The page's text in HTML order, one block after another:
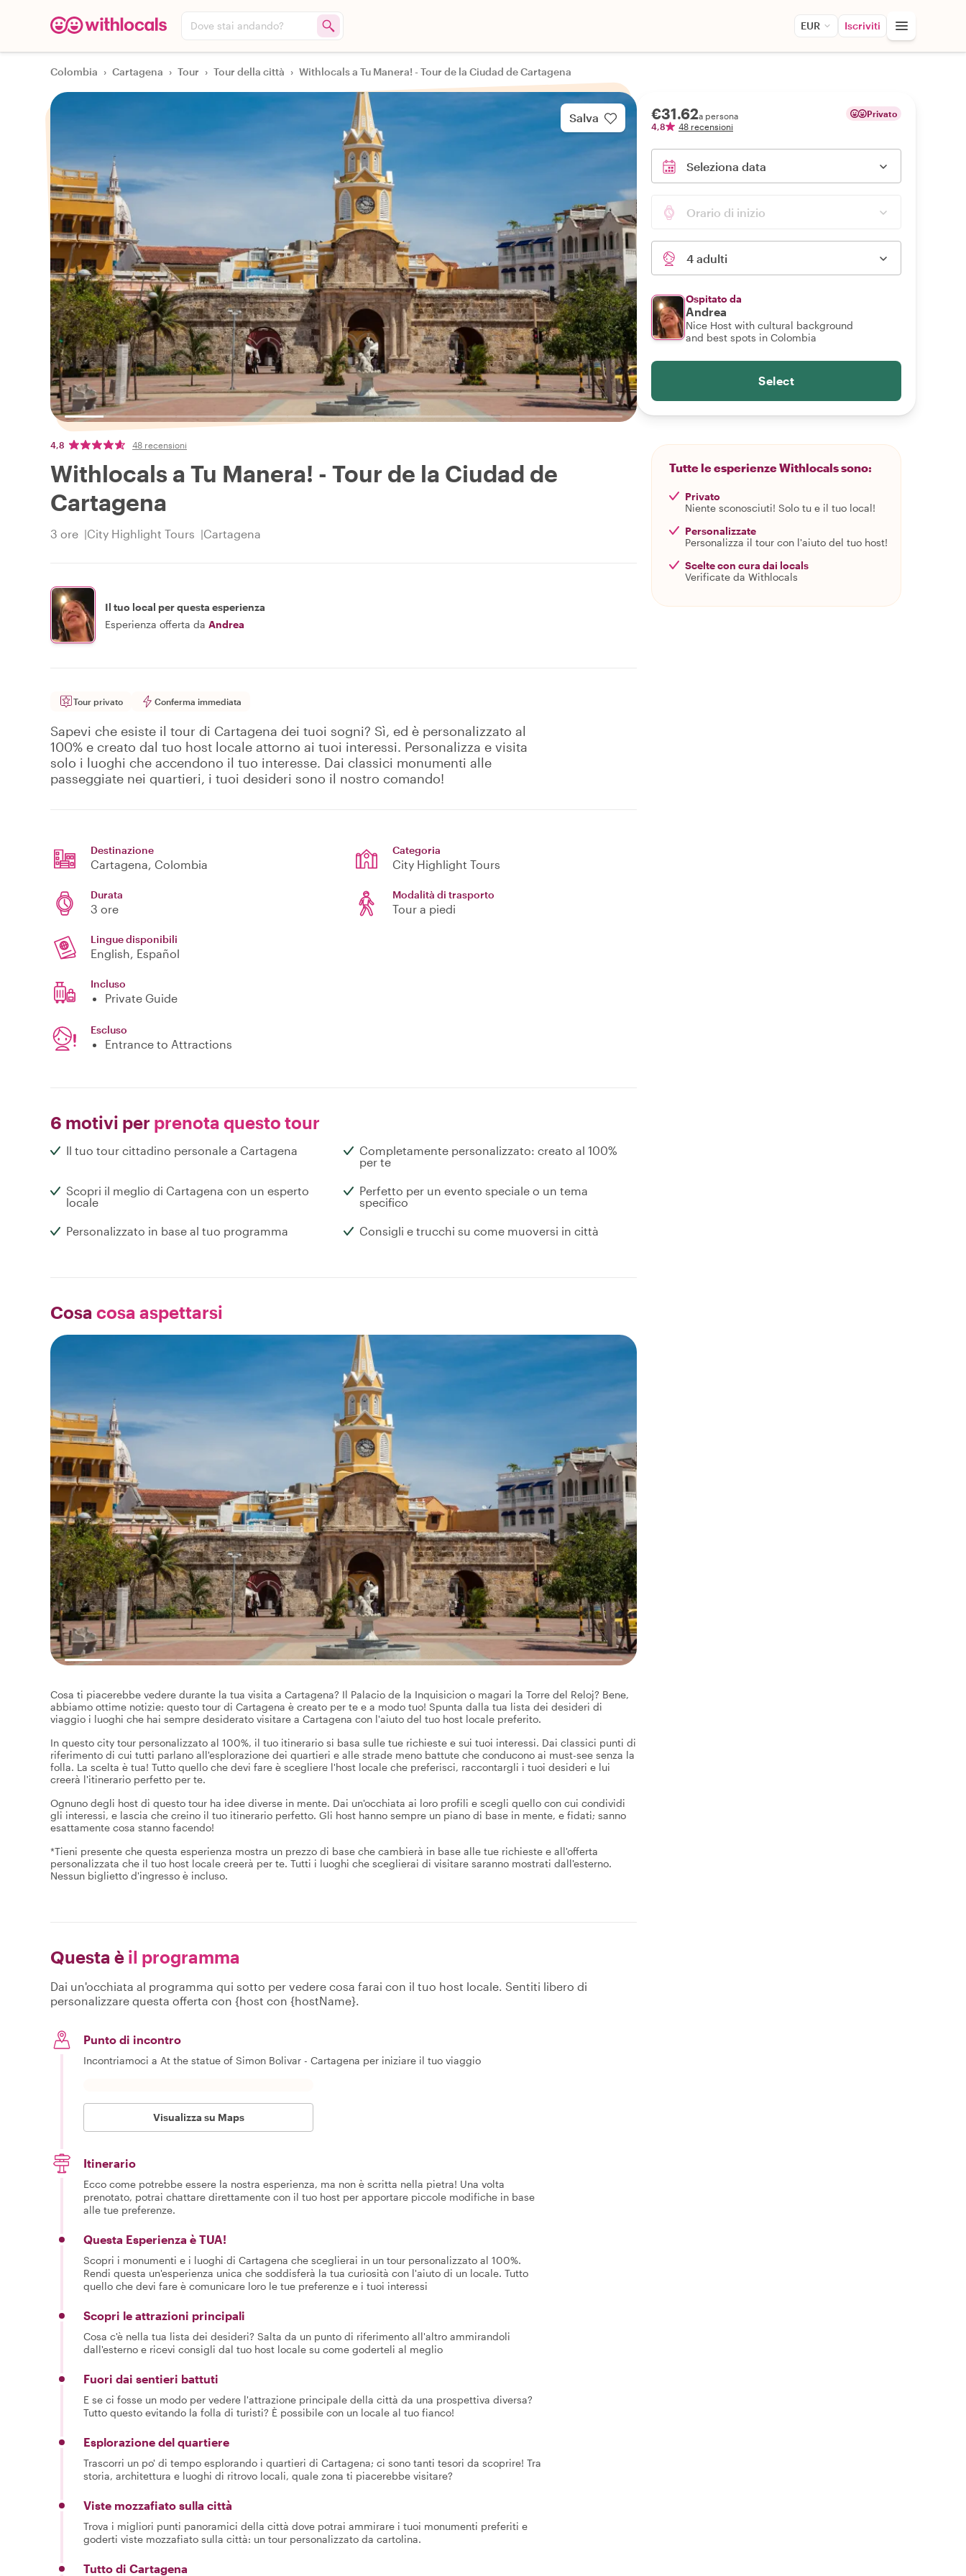
Dove stai andando? EUR Iscriviti
Colombia › Cartagena › Tour › Tour della città › Withlocals a Tu Manera! - Tour de la Ciudad de Cartagena
Salva
4,8 48 recensioni
Withlocals a Tu Manera! - Tour de la Ciudad de
Cartagena
3 ore City Highlight Tours Cartagena
Il tuo local per questa esperienza
Esperienza offerta da Andrea
Tour privato Conferma immediata
Sapevi che esiste il tour di Cartagena dei tuoi sogni? Sì, ed è personalizzato al
100% e creato dal tuo host locale attorno ai tuoi interessi. Personalizza e visita
solo i luoghi che accendono il tuo interesse. Dai classici monumenti alle
passeggiate nei quartieri, i tuoi desideri sono il nostro comando!
Destinazione
Cartagena, Colombia
Categoria
City Highlight Tours
Durata
3 ore
Modalità di trasporto
Tour a piedi
Lingue disponibili
English, Español
Incluso
Private Guide
Escluso
Entrance to Attractions
6 motivi per prenota questo tour
Il tuo tour cittadino personale a Cartagena
Completamente personalizzato: creato al 100%
per te
Scopri il meglio di Cartagena con un esperto
locale
Perfetto per un evento speciale o un tema
specifico
Personalizzato in base al tuo programma Consigli e trucchi su come muoversi in città
Cosa cosa aspettarsi
Cosa ti piacerebbe vedere durante la tua visita a Cartagena? Il Palacio de la Inquisicion o magari la Torre del Reloj? Bene,
abbiamo ottime notizie: questo tour di Cartagena è creato per te e a modo tuo! Spunta dalla tua lista dei desideri di
viaggio i luoghi che hai sempre desiderato visitare a Cartagena con l'aiuto del tuo host locale preferito.
In questo city tour personalizzato al 100%, il tuo itinerario si basa sulle tue richieste e sui tuoi interessi. Dai classici punti di
riferimento di cui tutti parlano all'esplorazione dei quartieri e alle strade meno battute che conducono ai must-see senza la
folla. La scelta è tua! Tutto quello che devi fare è scegliere l'host locale che preferisci, raccontargli i tuoi desideri e lui
creerà l'itinerario perfetto per te.
Ognuno degli host di questo tour ha idee diverse in mente. Dai un'occhiata ai loro profili e scegli quello con cui condividi
gli interessi, e lascia che creino il tuo itinerario perfetto. Gli host hanno sempre un piano di base in mente, e fidati; sanno
esattamente cosa stanno facendo!
*Tieni presente che questa esperienza mostra un prezzo di base che cambierà in base alle tue richieste e all'offerta
personalizzata che il tuo host locale creerà per te. Tutti i luoghi che sceglierai di visitare saranno mostrati dall'esterno.
Nessun biglietto d'ingresso è incluso.
Questa è il programma
Dai un'occhiata al programma qui sotto per vedere cosa farai con il tuo host locale. Sentiti libero di
personalizzare questa offerta con {host con {hostName}.
Punto di incontro
Incontriamoci a At the statue of Simon Bolivar - Cartagena per iniziare il tuo viaggio
Visualizza su Maps
Itinerario
Ecco come potrebbe essere la nostra esperienza, ma non è scritta nella pietra! Una volta
prenotato, potrai chattare direttamente con il tuo host per apportare piccole modifiche in base
alle tue preferenze.
Questa Esperienza è TUA!
Scopri i monumenti e i luoghi di Cartagena che sceglierai in un tour personalizzato al 100%.
Rendi questa un'esperienza unica che soddisferà la tua curiosità con l'aiuto di un locale. Tutto
quello che devi fare è comunicare loro le tue preferenze e i tuoi interessi
Scopri le attrazioni principali
Cosa c'è nella tua lista dei desideri? Salta da un punto di riferimento all'altro ammirandoli
dall'esterno e ricevi consigli dal tuo host locale su come goderteli al meglio
Fuori dai sentieri battuti
E se ci fosse un modo per vedere l'attrazione principale della città da una prospettiva diversa?
Tutto questo evitando la folla di turisti? È possibile con un locale al tuo fianco!
Esplorazione del quartiere
Trascorri un po' di tempo esplorando i quartieri di Cartagena; ci sono tanti tesori da scoprire! Tra
storia, architettura e luoghi di ritrovo locali, quale zona ti piacerebbe visitare?
Viste mozzafiato sulla città
Trova i migliori punti panoramici della città dove potrai ammirare i tuoi monumenti preferiti e
goderti viste mozzafiato sulla città: un tour personalizzato da cartolina.
Tutto di Cartagena
€31.62a persona
4,8
48 recensioni
Privato
Seleziona data
Orario di inizio
4 adulti
Ospitato da
Andrea
Nice Host with cultural background
and best spots in Colombia
Select
Tutte le esperienze Withlocals sono:
Privato
Niente sconosciuti! Solo tu e il tuo local!
Personalizzate
Personalizza il tour con l'aiuto del tuo host!
Scelte con cura dai locals
Verificate da Withlocals